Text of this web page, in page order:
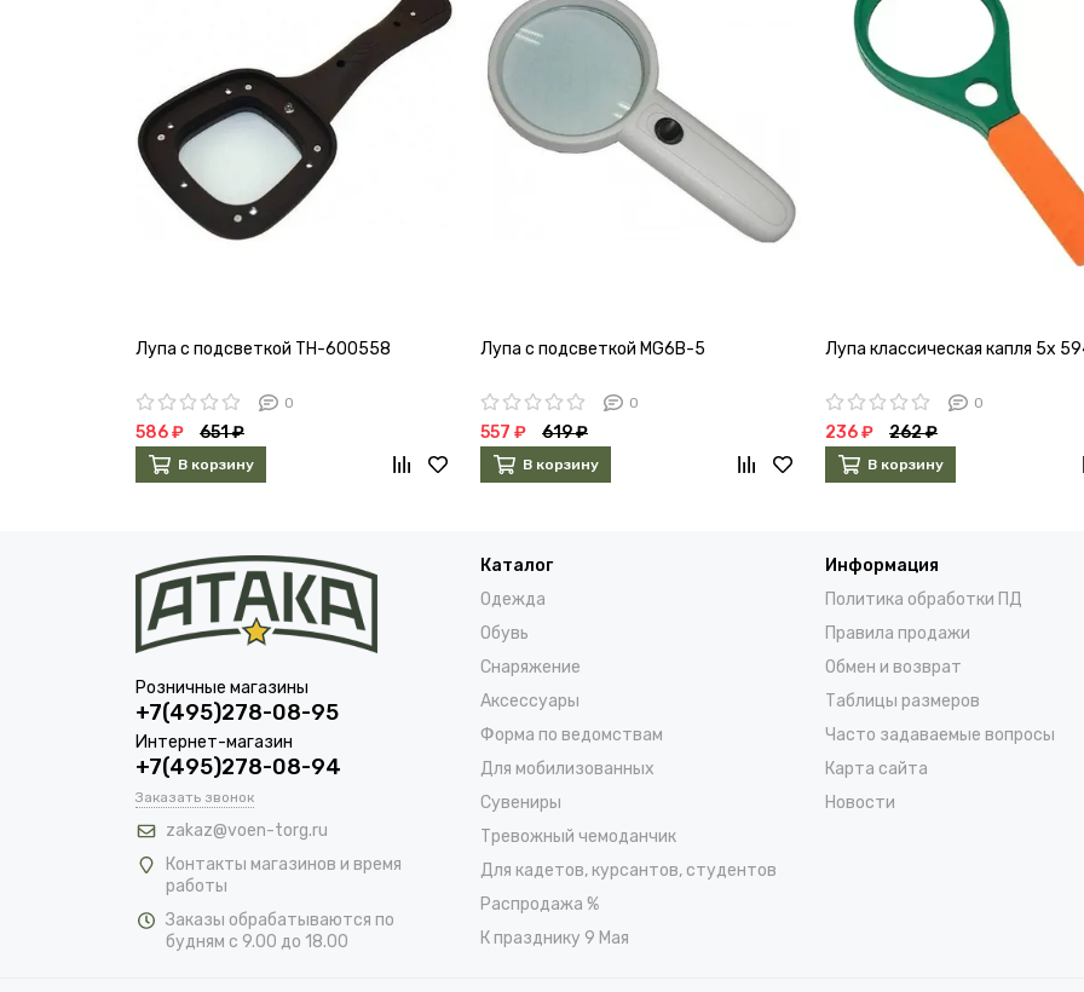
Лупа с подсветкой TH-600558
0
586 ₽ 651 ₽
В корзину
Лупа с подсветкой MG6B-5
0
557 ₽ 619 ₽
В корзину
Лупа классическая капля 5х
0
236 ₽ 262 ₽
В корзину
Розничные магазины
+7(495)278-08-95
Интернет-магазин
+7(495)278-08-94
Заказать звонок
zakaz@voen-torg.ru
Контакты магазинов и время
работы
Заказы обрабатываются по
будням с 9.00 до 18.00
Каталог
Одежда
Обувь
Снаряжение
Аксессуары
Форма по ведомствам
Для мобилизованных
Сувениры
Тревожный чемоданчик
Для кадетов, курсантов, студентов
Распродажа %
К празднику 9 Мая
Информация
Политика обработки ПД
Правила продажи
Обмен и возврат
Таблицы размеров
Часто задаваемые вопросы
Карта сайта
Новости